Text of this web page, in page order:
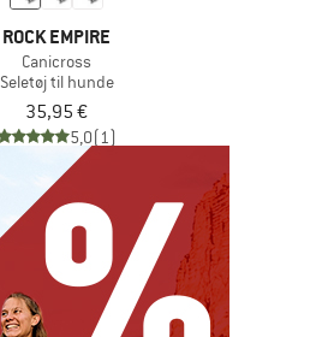
ROCK EMPIRE
Canicross
Seletøj til hunde
35,95 €
5,0(1)